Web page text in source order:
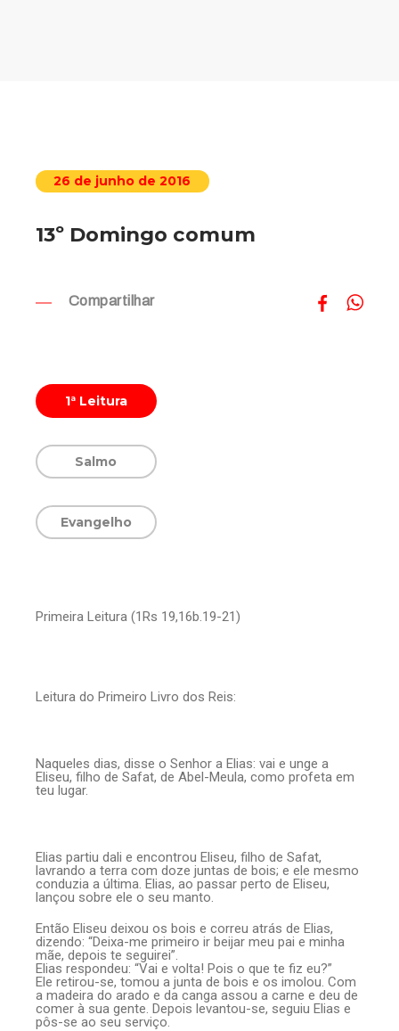
26 de junho de 2016
13º Domingo comum
Compartilhar
1ª Leitura
Salmo
Evangelho
Primeira Leitura (1Rs 19,16b.19-21)
Leitura do Primeiro Livro dos Reis:
Naqueles dias, disse o Senhor a Elias: vai e unge a
Eliseu, filho de Safat, de Abel-Meula, como profeta em
teu lugar.
Elias partiu dali e encontrou Eliseu, filho de Safat,
lavrando a terra com doze juntas de bois; e ele mesmo
conduzia a última. Elias, ao passar perto de Eliseu,
lançou sobre ele o seu manto.
Então Eliseu deixou os bois e correu atrás de Elias,
dizendo: “Deixa-me primeiro ir beijar meu pai e minha
mãe, depois te seguirei”.
Elias respondeu: “Vai e volta! Pois o que te fiz eu?”
Ele retirou-se, tomou a junta de bois e os imolou. Com
a madeira do arado e da canga assou a carne e deu de
comer à sua gente. Depois levantou-se, seguiu Elias e
pôs-se ao seu serviço.